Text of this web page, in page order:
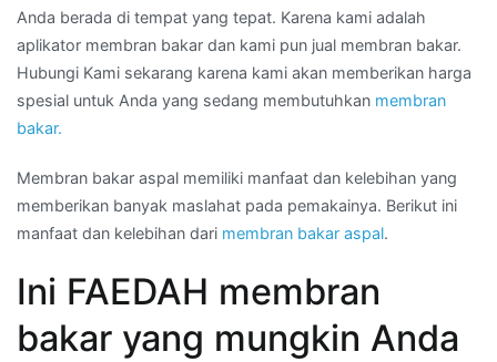
Anda berada di tempat yang tepat. Karena kami adalah
aplikator membran bakar dan kami pun jual membran bakar.
Hubungi Kami sekarang karena kami akan memberikan harga
spesial untuk Anda yang sedang membutuhkan membran
bakar.
Membran bakar aspal memiliki manfaat dan kelebihan yang
memberikan banyak maslahat pada pemakainya. Berikut ini
manfaat dan kelebihan dari membran bakar aspal.
Ini FAEDAH membran
bakar yang mungkin Anda